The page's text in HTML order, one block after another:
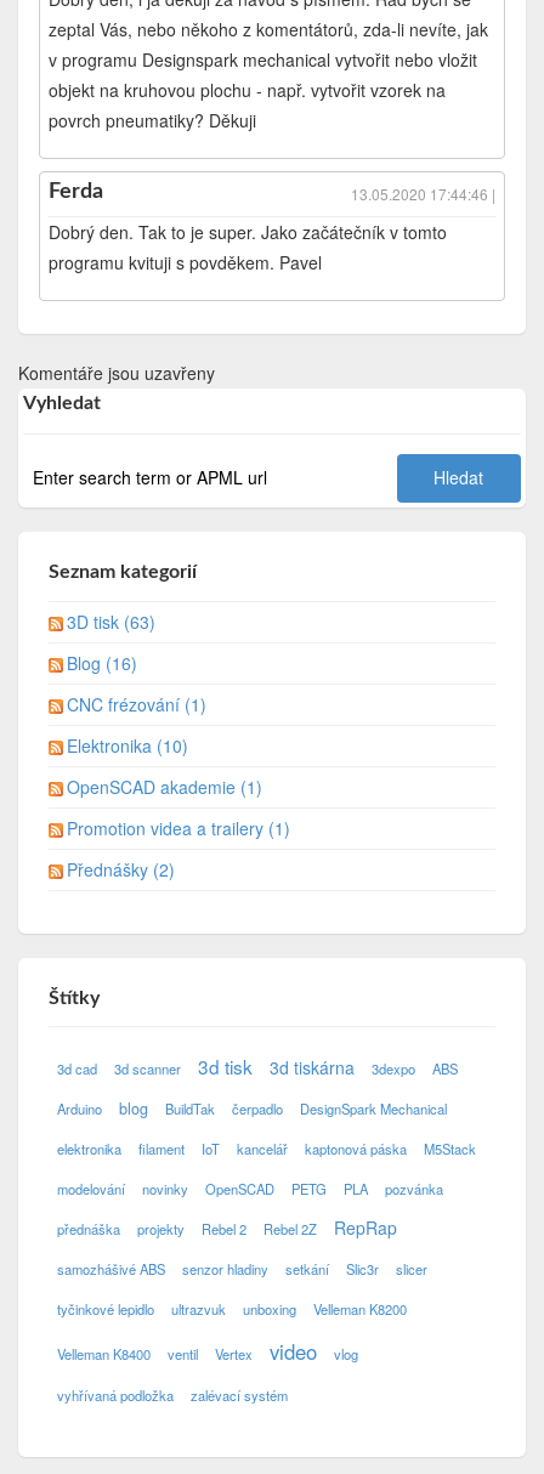
zeptal Vás, nebo někoho z komentátorů, zda-li nevíte, jak
v programu Designspark mechanical vytvořit nebo vložit
objekt na kruhovou plochu - např. vytvořit vzorek na
povrch pneumatiky? Děkuji
Ferda 13.05.2020 17:44:46 |
Dobrý den. Tak to je super. Jako začátečník v tomto
programu kvituji s povděkem. Pavel
Komentáře jsou uzavřeny
Vyhledat
Seznam kategorií
3D tisk (63)
Blog (16)
CNC frézování (1)
Elektronika (10)
OpenSCAD akademie (1)
Promotion videa a trailery (1)
Přednášky (2)
Štítky
3d cad 3d scanner 3d tisk 3d tiskárna 3dexpo ABS
Arduino blog BuildTak čerpadlo DesignSpark Mechanical
elektronika filament IoT kancelář kaptonová páska M5Stack
modelování novinky OpenSCAD PETG PLA pozvánka
přednáška projekty Rebel 2 Rebel 2Z RepRap
samozhášivé ABS senzor hladiny setkání Slic3r slicer
tyčinkové lepidlo ultrazvuk unboxing Velleman K8200
Velleman K8400 ventil Vertex video vlog
vyhřívaná podložka zalévací systém